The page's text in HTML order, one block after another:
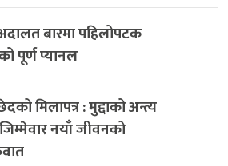
बारमा पहिलोपटक
पूर्ण प्यानल
मिलापत्र : मुद्दाको अन्त्य
जिम्मेवार नयाँ जीवनको